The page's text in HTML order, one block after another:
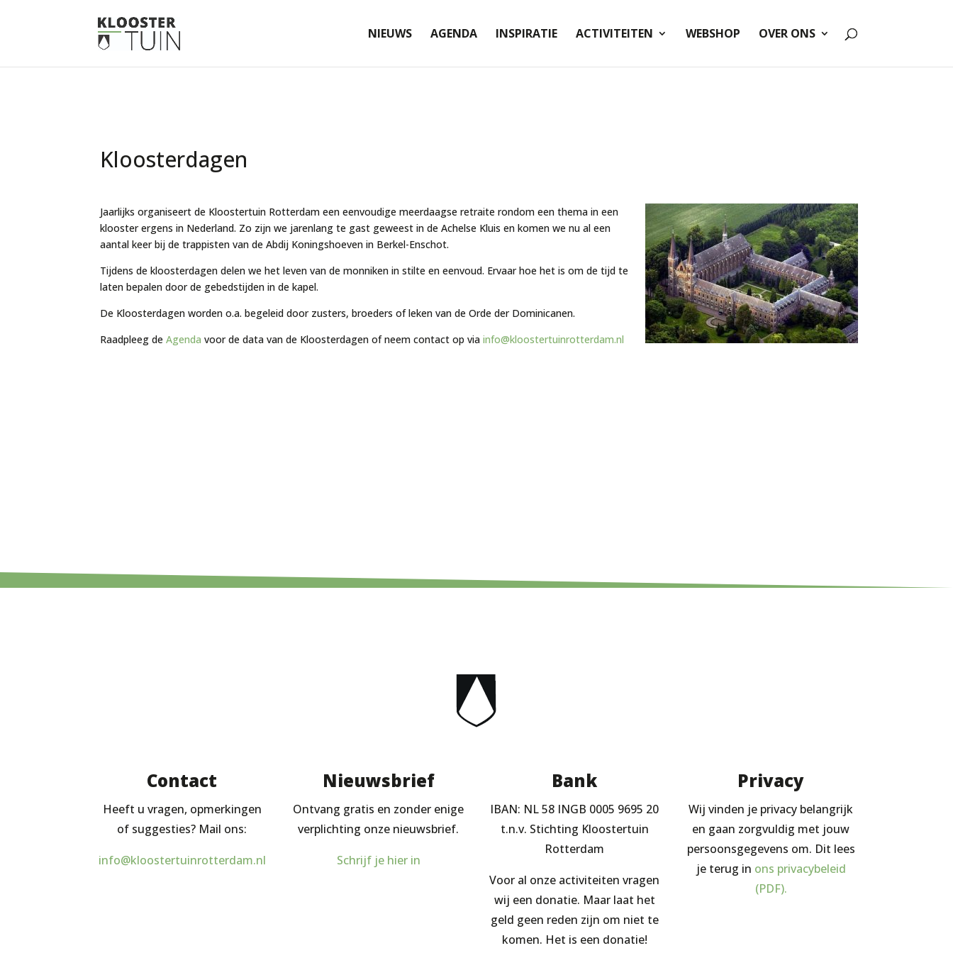
NIEUWS AGENDA INSPIRATIE ACTIVITEITEN WEBSHOP OVER ONS
Kloosterdagen
Jaarlijks organiseert de Kloostertuin Rotterdam een eenvoudige meerdaagse retraite rondom een thema in een
klooster ergens in Nederland. Zo zijn we jarenlang te gast geweest in de Achelse Kluis en komen we nu al een
aantal keer bij de trappisten van de Abdij Koningshoeven in Berkel-Enschot.
Tijdens de kloosterdagen delen we het leven van de monniken in stilte en eenvoud. Ervaar hoe het is om de tijd te
laten bepalen door de gebedstijden in de kapel.
De Kloosterdagen worden o.a. begeleid door zusters, broeders of leken van de Orde der Dominicanen.
Raadpleeg deAgenda voor de data van de Kloosterdagen of neem contact op viainfo@kloostertuinrotterdam.nl
Contact
Heeft u vragen, opmerkingen
of suggesties? Mail ons:
info@kloostertuinrotterdam.nl
Nieuwsbrief
Ontvang gratis en zonder enige
verplichting onze nieuwsbrief.
Schrijf je hier in
Bank
IBAN: NL 58 INGB 0005 9695 20
t.n.v. Stichting Kloostertuin
Rotterdam
Voor al onze activiteiten vragen
wij een donatie. Maar laat het
geld geen reden zijn om niet te
komen. Het is een donatie!
Privacy
Wij vinden je privacy belangrijk
en gaan zorgvuldig met jouw
persoonsgegevens om. Dit lees
je terug in ons privacybeleid
(PDF).